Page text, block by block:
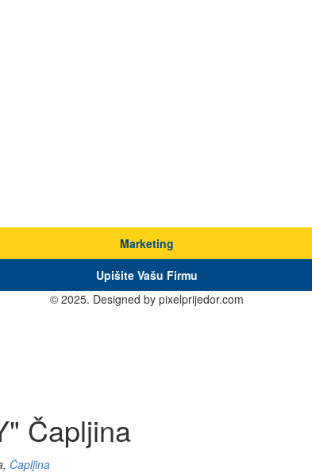
Marketing
Upišite Vašu Firmu
© 2025. Designed by pixelprijedor.com
Čapljina
Čapljina